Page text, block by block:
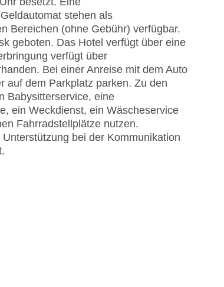
stehen als
Bereichen (ohne Gebühr) verfügbar.
geboten. Das Hotel verfügt über eine
verfügt über
Bei einer Anreise mit dem Auto
auf dem Parkplatz parken. Zu den
Babysitterservice, eine
ein Weckdienst, ein Wäscheservice
Fahrradstellplätze nutzen.
bei der Kommunikation